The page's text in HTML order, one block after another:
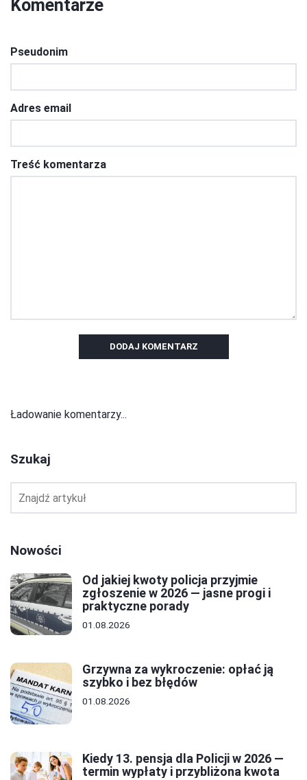
Komentarze
Pseudonim
Adres email
Treść komentarza
DODAJ KOMENTARZ
Ładowanie komentarzy...
Szukaj
Nowości
Od jakiej kwoty policja przyjmie
zgłoszenie w 2026 — jasne progi i
praktyczne porady
01.08.2026
Grzywna za wykroczenie: opłać ją
szybko i bez błędów
01.08.2026
Kiedy 13. pensja dla Policji w 2026 —
termin wypłaty i przybliżona kwota